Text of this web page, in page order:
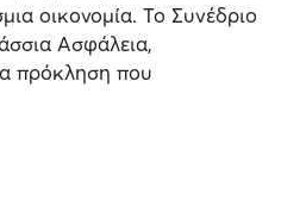
οικονομία. Το Συνέδριο
Ασφάλεια,
πρόκληση που